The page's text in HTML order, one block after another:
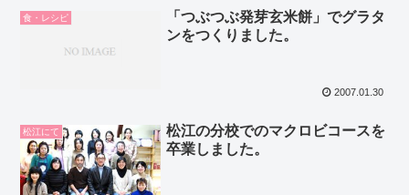
食・レシピ
「つぶつぶ発芽玄米餅」でグラタ
ンをつくりました。
2007.01.30
松江にて
松江の分校でのマクロビコースを
卒業しました。